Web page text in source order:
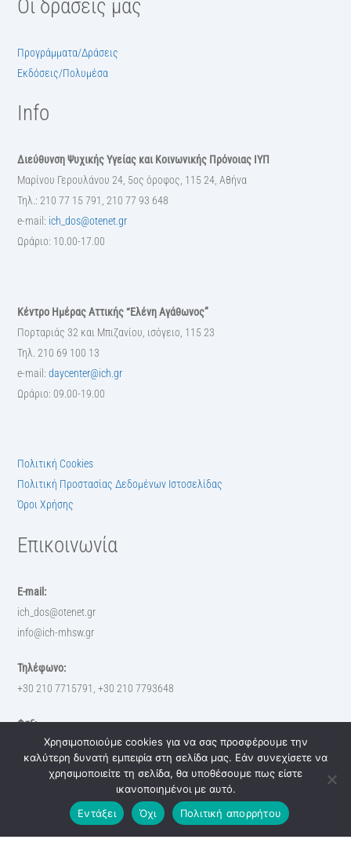
Οι δράσεις μας
Προγράμματα/Δράσεις
Εκδόσεις/Πολυμέσα
Info
Διεύθυνση Ψυχικής Υγείας και Κοινωνικής Πρόνοιας ΙΥΠ
Μαρίνου Γερουλάνου 24, 5ος όροφος, 115 24, Αθήνα
Τηλ.: 210 77 15 791, 210 77 93 648
e-mail: ich_dos@otenet.gr
Ωράριο: 10.00-17.00
Κέντρο Ημέρας Αττικής “Ελένη Αγάθωνος”
Πορταριάς 32 και Μπιζανίου, ισόγειο, 115 23
Τηλ. 210 69 100 13
e-mail:daycenter@ich.gr
Ωράριο: 09.00-19.00
Πολιτική Cookies
Πολιτική Προστασίας Δεδομένων Ιστοσελίδας
Όροι Χρήσης
Επικοινωνία
E-mail:
ich_dos@otenet.gr
info@ich-mhsw.gr
Τηλέφωνο:
+30 210 7715791, +30 210 7793648
Φαξ:
+30 210 7793648
© 2023 MH.ICH, All rights reserved. Created byDigital3
Χρησιμοποιούμε cookies για να σας προσφέρουμε την
καλύτερη δυνατή εμπειρία στη σελίδα μας. Εάν συνεχίσετε να
χρησιμοποιείτε τη σελίδα, θα υποθέσουμε πως είστε
ικανοποιημένοι με αυτό.
Εντάξει
Όχι Πολιτική απορρήτου